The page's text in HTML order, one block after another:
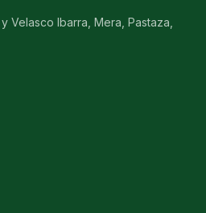
Velasco Ibarra, Mera, Pastaza,